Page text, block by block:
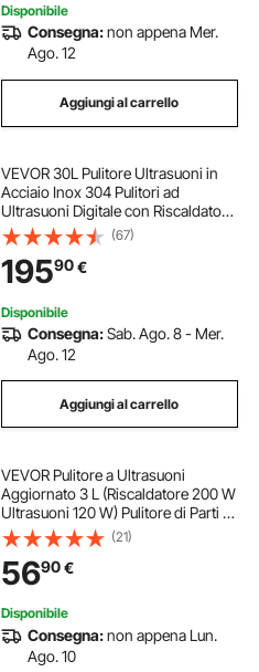
Disponibile
Consegna:non appena Mer.
Ago. 12
Aggiungi al carrello
VEVOR 30L Pulitore Ultrasuoni in
Acciaio Inox 304 Pulitori ad
Ultrasuoni Digitale con Riscaldatore
Timer Macchina per la Pulizia di
Disinfettanti per Carburatori Parti in
Ottone Gioielli Dentali
(67)
19590€
Disponibile
Consegna:Sab. Ago. 8 - Mer.
Ago. 12
Aggiungi al carrello
VEVOR Pulitore a Ultrasuoni
Aggiornato 3 L (Riscaldatore 200 W
Ultrasuoni 120 W) Pulitore di Parti a
Ultrasuoni da Laboratorio Digitale
con Riscaldamento per Pulizia di
Parti di Occhiali Gioielli
(21)
5690€
Disponibile
Consegna:non appena Lun.
Ago. 10